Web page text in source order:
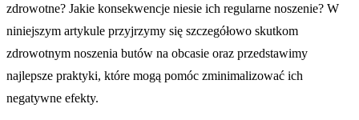
zdrowotne? Jakie konsekwencje niesie ich regularne noszenie? W
niniejszym artykule przyjrzymy się szczegółowo skutkom
zdrowotnym noszenia butów na obcasie oraz przedstawimy
najlepsze praktyki, które mogą pomóc zminimalizować ich
negatywne efekty.